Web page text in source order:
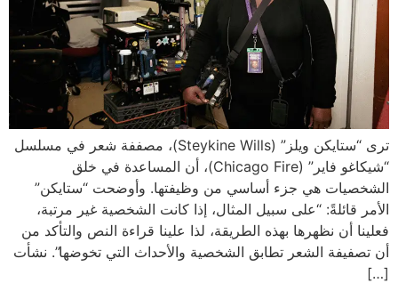
ترى “ستايكن ويلز” (Steykine Wills)، مصففة شعر في مسلسل
“شيكاغو فاير” (Chicago Fire)، أن المساعدة في خلق
الشخصيات هي جزء أساسي من وظيفتها. وأوضحت “ستايكن”
الأمر قائلةً: “على سبيل المثال، إذا كانت الشخصية غير مرتبة،
فعلينا أن نظهرها بهذه الطريقة، لذا علينا قراءة النص والتأكد من
أن تصفيفة الشعر تطابق الشخصية والأحداث التي تخوضها”. نشأت
[…]